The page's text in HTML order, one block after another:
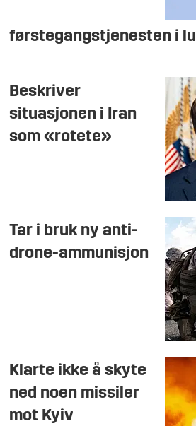
førstegangstjenesten i
Beskriver
situasjonen i Iran
som «rotete»
Tar i bruk ny anti-
drone-ammunisjon
Klarte ikke å skyte
ned noen missiler
mot Kyiv